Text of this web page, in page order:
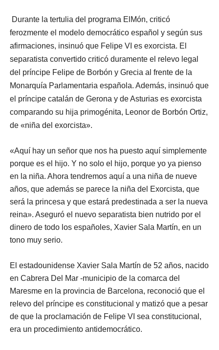
Durante la tertulia del programa ElMón, criticó
ferozmente el modelo democrático español y según sus
afirmaciones, insinuó que Felipe VI es exorcista. El
separatista convertido criticó duramente el relevo legal
del príncipe Felipe de Borbón y Grecia al frente de la
Monarquía Parlamentaria española. Además, insinuó que
el príncipe catalán de Gerona y de Asturias es exorcista
comparando su hija primogénita, Leonor de Borbón Ortiz,
de «niña del exorcista».
«Aquí hay un señor que nos ha puesto aquí simplemente
porque es el hijo. Y no solo el hijo, porque yo ya pienso
en la niña. Ahora tendremos aquí a una niña de nueve
años, que además se parece la niña del Exorcista, que
será la princesa y que estará predestinada a ser la nueva
reina». Aseguró el nuevo separatista bien nutrido por el
dinero de todo los españoles, Xavier Sala Martín, en un
tono muy serio.
El estadounidense Xavier Sala Martín de 52 años, nacido
en Cabrera Del Mar -municipio de la comarca del
Maresme en la provincia de Barcelona, reconoció que el
relevo del príncipe es constitucional y matizó que a pesar
de que la proclamación de Felipe VI sea constitucional,
era un procedimiento antidemocrático.